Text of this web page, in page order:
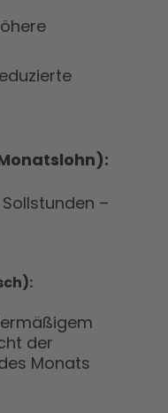
–
der
Monats